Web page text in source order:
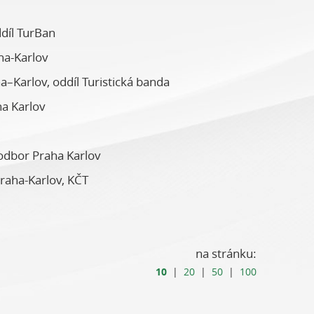
TurBan
Karlov
oddíl Turistická banda
Karlov
Praha Karlov
Karlov, KČT
na stránku:
10| 20| 50| 100